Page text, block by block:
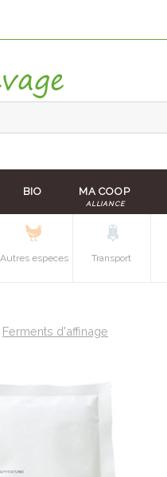
BIO MA COOP
ALLIANCE
Autres especes Transport
Ferments d'affinage